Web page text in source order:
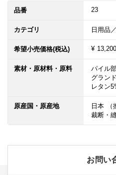
品番 23
カテゴリ 日用品
希望小売価格(税込) ¥ 13,200
素材・原材料・原料
パイル
グラン
レタン
原産国・原産地
日本 （
裁断・
お問い